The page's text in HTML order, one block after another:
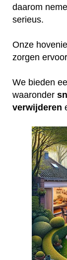
daarom
serieus.
Onze
zorgen
We bieden
waaronder
verwijderen